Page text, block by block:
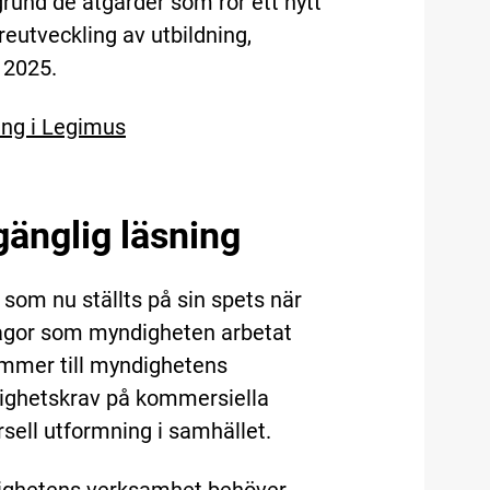
av utbildning,
i Legimus
läsning
nu ställts på sin spets när
som myndigheten arbetat
till myndighetens
på kommersiella
utformning i samhället.